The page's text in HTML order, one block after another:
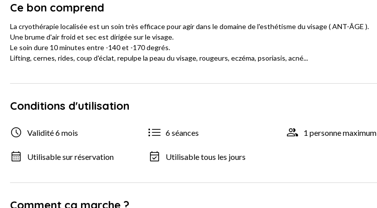
Ce bon comprend
La cryothérapie localisée est un soin très efficace pour agir dans le domaine de l'esthétisme du visage ( ANT-ÂGE ).
Une brume d'air froid et sec est dirigée sur le visage.
Le soin dure 10 minutes entre -140 et -170 degrés.
Lifting, cernes, rides, coup d'éclat, repulpe la peau du visage, rougeurs, eczéma, psoriasis, acné...
Conditions d'utilisation
Validité 6 mois 6 séances 1 personne maximum
Utilisable sur réservation Utilisable tous les jours
Comment ça marche ?